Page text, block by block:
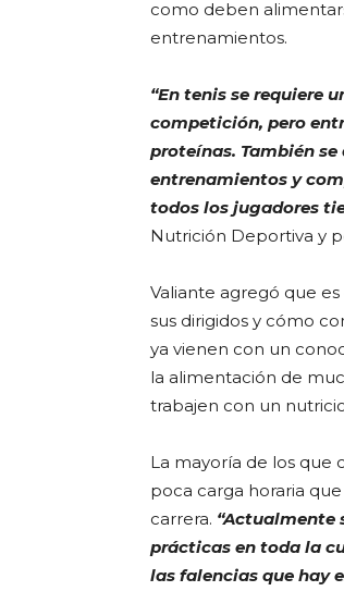
como deben
entrenamientos.
“En tenis se requiere
competición, pero
proteínas. También
entrenamientos y
todos los jugadores
Nutrición Deportiva y
Valiante agregó que
sus dirigidos y cómo
ya vienen con un
la alimentación de
trabajen con un
La mayoría de los que
poca carga horaria
carrera. “Actualmente
prácticas en toda la
las falencias que hay